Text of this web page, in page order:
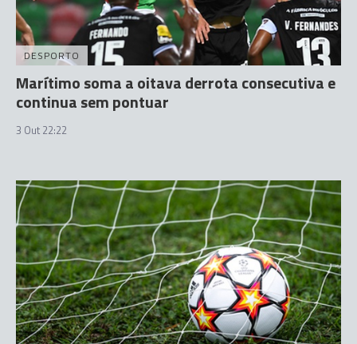
DESPORTO
Marítimo soma a oitava derrota consecutiva e
continua sem pontuar
3 Out 22:22